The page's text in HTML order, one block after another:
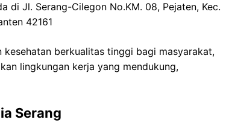
di Jl. Serang-Cilegon No.KM. 08, Pejaten, Kec.
42161
berkualitas tinggi bagi masyarakat,
lingkungan kerja yang mendukung,
Serang